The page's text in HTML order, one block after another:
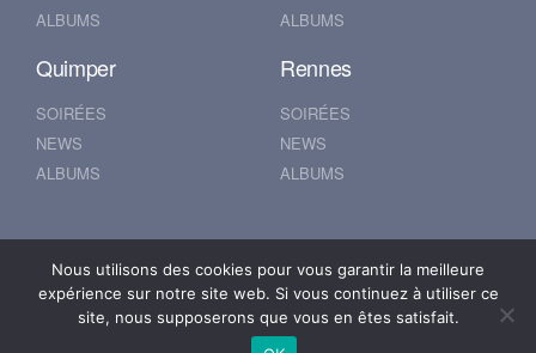
ALBUMS
ALBUMS
Quimper
SOIRÉES
NEWS
ALBUMS
Rennes
SOIRÉES
NEWS
ALBUMS
Nantes
SOIRÉES
SOIRÉES
NEWS
Nous utilisons des cookies pour vous garantir la meilleure
expérience sur notre site web. Si vous continuez à utiliser ce
site, nous supposerons que vous en êtes satisfait.